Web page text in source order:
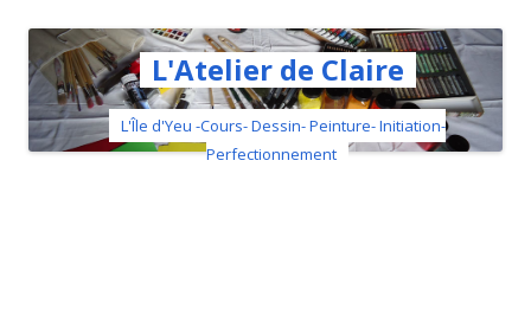
L'Atelier de Claire
L'Île d'Yeu -Cours- Dessin- Peinture- Initiation-
Perfectionnement